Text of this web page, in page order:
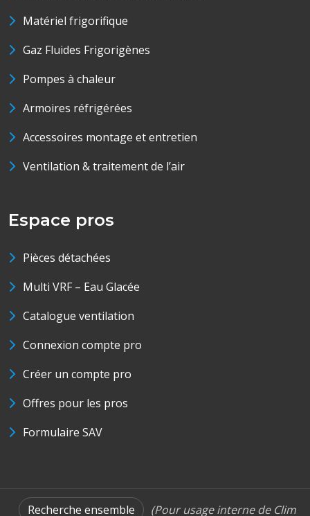
Matériel frigorifique
Gaz Fluides Frigorigènes
Pompes à chaleur
Armoires réfrigérées
Accessoires montage et entretien
Ventilation & traitement de l’air
Espace pros
Pièces détachées
Multi VRF – Eau Glacée
Catalogue ventilation
Connexion compte pro
Créer un compte pro
Offres pour les pros
Formulaire SAV
Recherche ensemble (Pour usage interne de Clim